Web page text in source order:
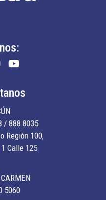
/ 888 8035
Región 100,
Calle 125
5060